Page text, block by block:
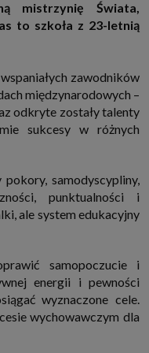
administratorami Twoich
Listę Zaufanych
danej usługi (np. usługi
jednym z naszych serwisów
to możemy przetwarzać
tej umowy.
czy do Twojego
dokonanie pomiarów
ich do potrzeb i
treści w usługach), jak
własnych usług (np. jeśli
w biznesistyl.pl lub na
automoto. Takie
prawnie uzasadnionych
dostarczą Ci nasi Zaufani
móc pokazać interesujące
reklamodawcy i
przetwarzania Twoich
mistrzynię Świata,
to szkoła z 23-letnią
zawodników
międzynarodowych –
odkryte zostały talenty
sukcesy w różnych
samodyscypliny,
punktualności i
ale system edukacyjny
samopoczucie i
energii i pewności
wyznaczone cele.
wychowawczym dla